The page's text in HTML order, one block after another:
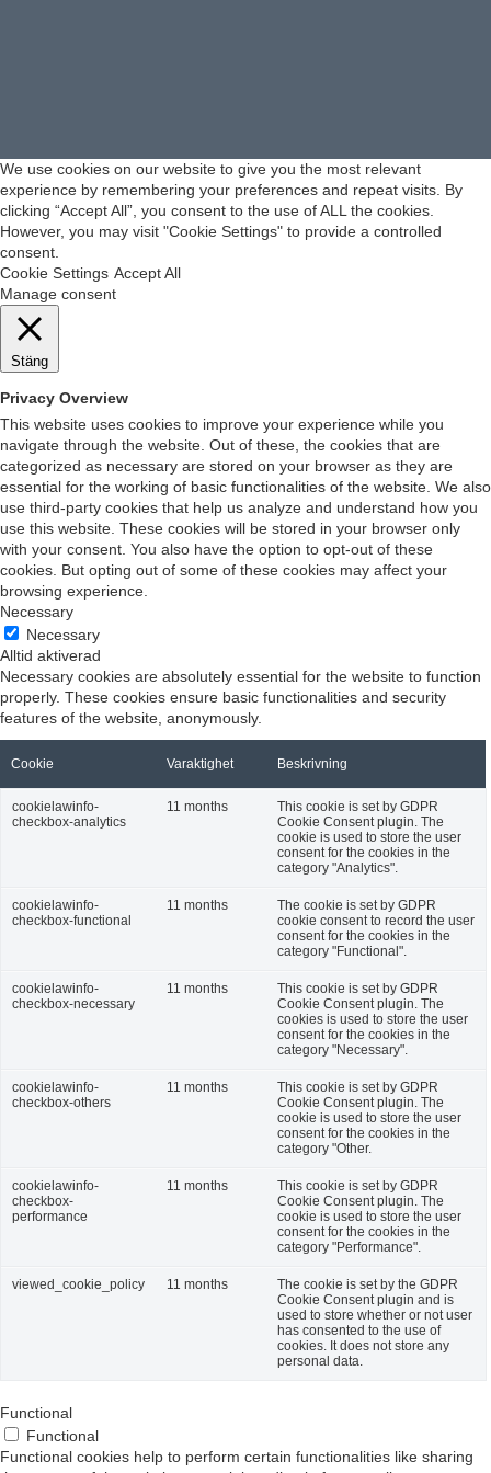
We use cookies on our website to give you the most relevant
experience by remembering your preferences and repeat visits. By
clicking “Accept All”, you consent to the use of ALL the cookies.
However, you may visit "Cookie Settings" to provide a controlled
consent.
Cookie Settings Accept All
Manage consent
Stäng
Privacy Overview
This website uses cookies to improve your experience while you
navigate through the website. Out of these, the cookies that are
categorized as necessary are stored on your browser as they are
essential for the working of basic functionalities of the website. We also
use third-party cookies that help us analyze and understand how you
use this website. These cookies will be stored in your browser only
with your consent. You also have the option to opt-out of these
cookies. But opting out of some of these cookies may affect your
browsing experience.
Necessary
Necessary
Alltid aktiverad
Necessary cookies are absolutely essential for the website to function
properly. These cookies ensure basic functionalities and security
features of the website, anonymously.
Cookie Varaktighet Beskrivning
cookielawinfo-
checkbox-analytics
11 months
This cookie is set by GDPR
Cookie Consent plugin. The
cookie is used to store the user
consent for the cookies in the
category "Analytics".
cookielawinfo-
checkbox-functional
11 months
The cookie is set by GDPR
cookie consent to record the user
consent for the cookies in the
category "Functional".
cookielawinfo-
checkbox-necessary
11 months
This cookie is set by GDPR
Cookie Consent plugin. The
cookies is used to store the user
consent for the cookies in the
category "Necessary".
cookielawinfo-
checkbox-others
11 months
This cookie is set by GDPR
Cookie Consent plugin. The
cookie is used to store the user
consent for the cookies in the
category "Other.
cookielawinfo-
checkbox-
performance
11 months
This cookie is set by GDPR
Cookie Consent plugin. The
cookie is used to store the user
consent for the cookies in the
category "Performance".
viewed_cookie_policy 11 months
The cookie is set by the GDPR
Cookie Consent plugin and is
used to store whether or not user
has consented to the use of
cookies. It does not store any
personal data.
Functional
Functional
Functional cookies help to perform certain functionalities like sharing